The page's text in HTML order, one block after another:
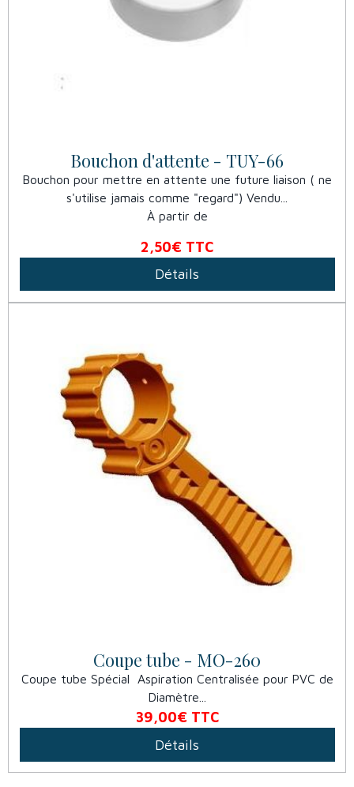
Bouchon d'attente - TUY-66
Bouchon pour mettre en attente une future liaison ( ne
s'utilise jamais comme "regard") Vendu...
À partir de
2,50€ TTC
Détails
Coupe tube - MO-260
Coupe tube Spécial Aspiration Centralisée pour PVC de
Diamètre...
39,00€ TTC
Détails